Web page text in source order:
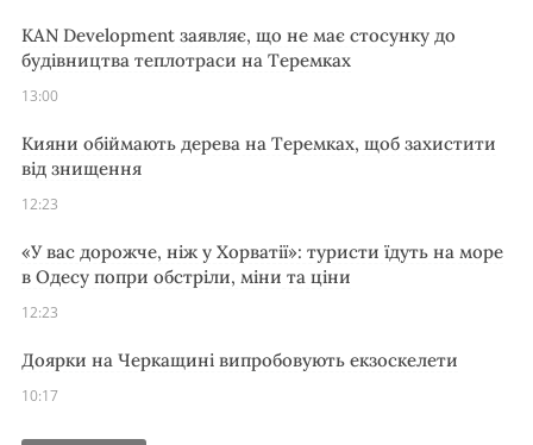
KAN Development заявляє, що не має стосунку до
будівництва теплотраси на Теремках
13:00
Кияни обіймають дерева на Теремках, щоб захистити
від знищення
12:23
«У вас дорожче, ніж у Хорватії»: туристи їдуть на море
в Одесу попри обстріли, міни та ціни
12:23
Доярки на Черкащині випробовують екзоскелети
10:17